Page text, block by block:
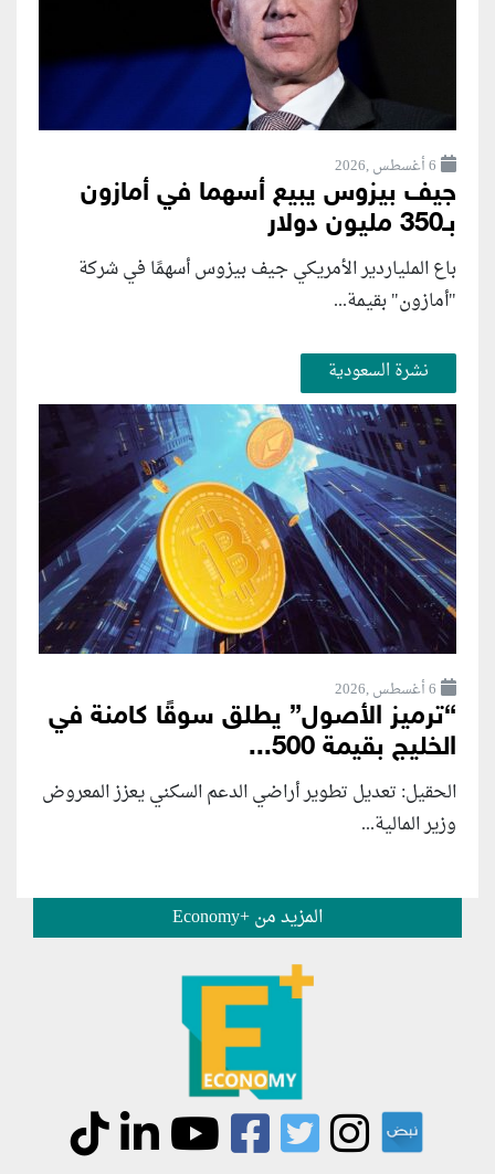
6 أغسطس ,2026
جيف بيزوس يبيع أسهما في أمازون
بـ350 مليون دولار
باع الملياردير الأمريكي جيف بيزوس أسهمًا في شركة
"أمازون" بقيمة...
نشرة السعودية
6 أغسطس ,2026
“ترميز الأصول” يطلق سوقًا كامنة في
الخليج بقيمة 500...
الحقيل: تعديل تطوير أراضي الدعم السكني يعزز المعروض
وزير المالية...
المزيد من +Economy